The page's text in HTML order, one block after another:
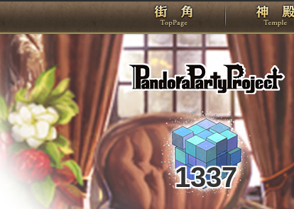
TOP
1337